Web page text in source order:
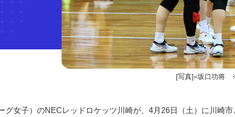
[写真]=坂口功将
女子）のNECレッドロケッツ川崎が、4月26日（土）に川崎市